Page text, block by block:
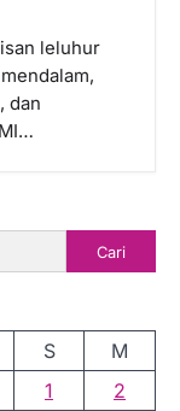
leluhur
dan
Cari
S
M
1
2